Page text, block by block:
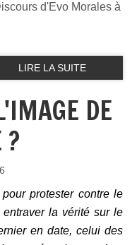
Morales à
LIRE LA SUITE
DE
?
protester contre le
la vérité sur le
en date, celui des